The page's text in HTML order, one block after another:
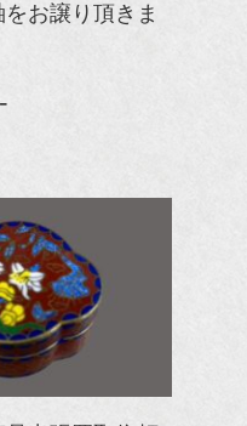
お譲り頂きま